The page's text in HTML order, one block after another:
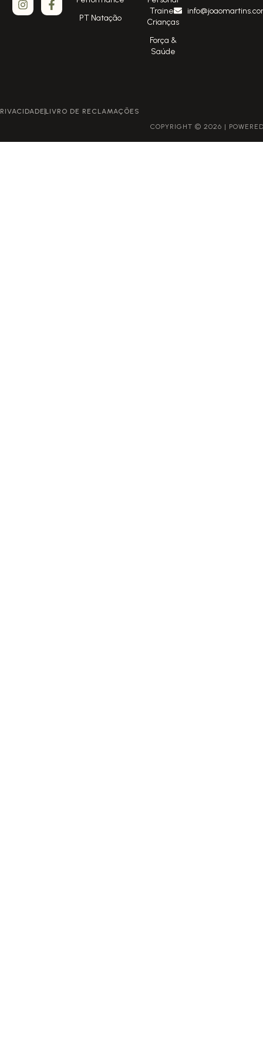
PT Natação
Trainer
Crianças
Força &
Saúde
POLÍTICA DE PRIVACIDADELIVRO DE RECLAMAÇÕES
COPYRIGHT © 2026 | POWERED BY GROWME